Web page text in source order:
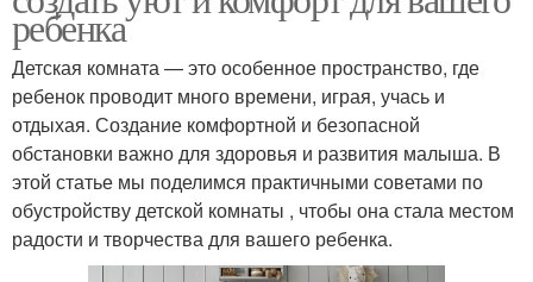
ребенка
Детская комната — это особенное пространство, где
ребенок проводит много времени, играя, учась и
отдыхая. Создание комфортной и безопасной
обстановки важно для здоровья и развития малыша. В
этой статье мы поделимся практичными советами по
обустройству детской комнаты , чтобы она стала местом
радости и творчества для вашего ребенка.